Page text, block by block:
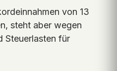
von 13
steht aber wegen
Steuerlasten für